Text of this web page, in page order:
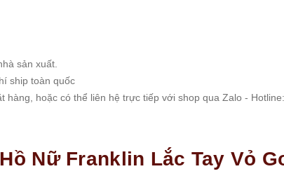
sản xuất.
ship toàn quốc
hàng, hoặc có thể liên hệ trực tiếp với shop qua Zalo - Hotline:
Nữ Franklin Lắc Tay Vỏ